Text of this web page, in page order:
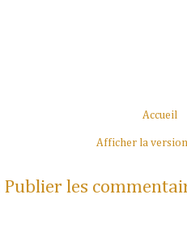
Accueil
Afficher la
Publier les